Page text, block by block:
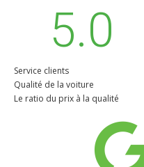
5.0
Service clients
Qualité de la voiture
Le ratio du prix à la qualité